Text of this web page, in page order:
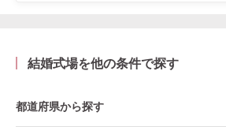
結婚式場を他の条件で探す
都道府県から探す